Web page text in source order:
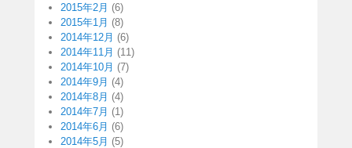
2015年2月 (6)
2015年1月 (8)
2014年12月 (6)
2014年11月 (11)
2014年10月 (7)
2014年9月 (4)
2014年8月 (4)
2014年7月 (1)
2014年6月 (6)
2014年5月 (5)